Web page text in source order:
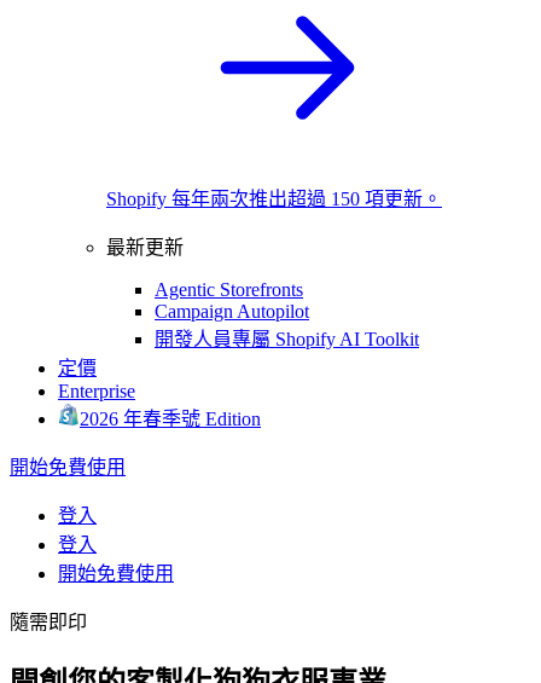
Shopify 每年兩次推出超過 150 項更新。
最新更新
Agentic Storefronts
Campaign Autopilot
開發人員專屬 Shopify AI Toolkit
定價
Enterprise
2026 年春季號 Edition
開始免費使用
登入
登入
開始免費使用
隨需即印